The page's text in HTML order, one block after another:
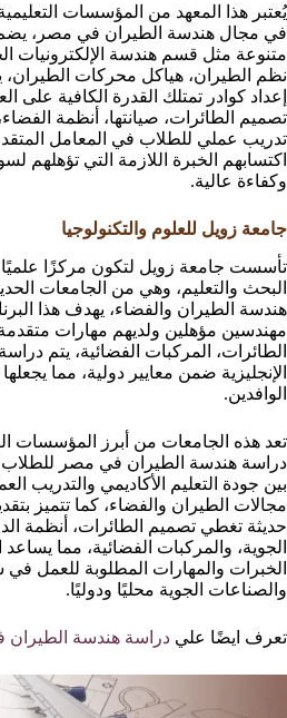
يُعتبر هذا المعهد من المؤسسات
في مجال هندسة الطيران في مصر، يضم
متنوعة مثل قسم هندسة الإلكترونيات
نظم الطيران، هياكل محركات الطيران،
إعداد كوادر تمتلك القدرة الكافية على
تصميم الطائرات، صيانتها، أنظمة
تدريب عملي للطلاب في المعامل
اكتسابهم الخبرة اللازمة التي تؤهلهم
وكفاءة عالية.
جامعة زويل للعلوم والتكنولوجيا
تأسست جامعة زويل لتكون مركزًا
البحث والتعليم، وهي من الجامعات
هندسة الطيران والفضاء، يهدف هذا
مهندسين مؤهلين ولديهم مهارات
الطائرات، المركبات الفضائية، يتم دراسة
الإنجليزية ضمن معايير دولية، مما
الوافدين.
تعد هذه الجامعات من أبرز المؤسسات
دراسة هندسة الطيران في مصر للطلاب
بين جودة التعليم الأكاديمي والتدريب
مجالات الطيران والفضاء، كما تتميز
حديثة تغطي تصميم الطائرات، أنظمة
الجوية، والمركبات الفضائية، مما
الخبرات والمهارات المطلوبة للعمل
والصناعات الجوية محليًا ودوليًا.
تعرف ايضًا علي دراسة هندسة